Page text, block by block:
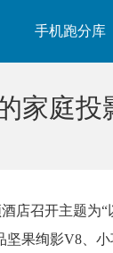
手机跑分库
家庭投
店召开主题为
果绚影V8、